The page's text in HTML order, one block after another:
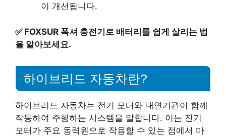
이 개선됩니다.
✅ FOXSUR 폭셔 충전기로 배터리를 쉽게 살리는 법
을 알아보세요.
하이브리드 자동차란?
하이브리드 자동차는 전기 모터와 내연기관이 함께
작동하여 주행하는 시스템을 말합니다. 이는 전기
모터가 주요 동력원으로 작용할 수 있는 점에서 마